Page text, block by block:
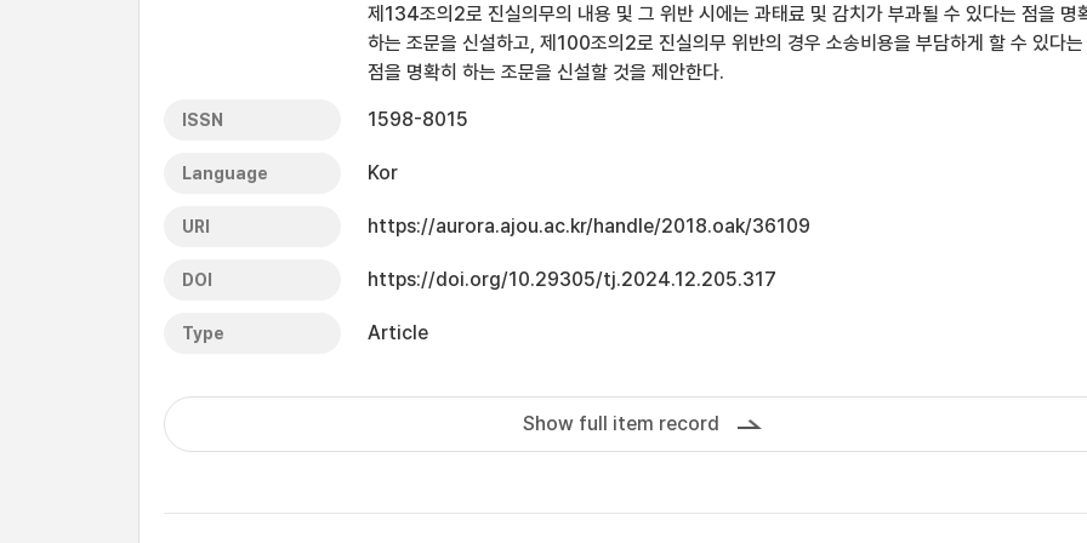
제134조의2로 진실의무의 내용 및 그 위반 시에는 과태료 및 감치가 부과될 수 있다는 점을 명
하는 조문을 신설하고, 제100조의2로 진실의무 위반의 경우 소송비용을 부담하게 할 수 있다는
점을 명확히 하는 조문을 신설할 것을 제안한다.
ISSN 1598-8015
Language Kor
URI https://aurora.ajou.ac.kr/handle/2018.oak/36109
DOI https://doi.org/10.29305/tj.2024.12.205.317
Type Article
Show full item record